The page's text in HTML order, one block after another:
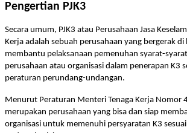
Pengertian PJK3
Secara umum, PJK3 atau Perusahaan Jasa
Kerja adalah sebuah perusahaan yang bergerak
membantu pelaksanaan pemenuhan syarat-
perusahaan atau organisasi dalam penerapan K3
peraturan perundang-undangan.
Menurut Peraturan Menteri Tenaga Kerja Nomor
merupakan perusahaan yang bisa dan siap
organisasi untuk memenuhi persyaratan K3